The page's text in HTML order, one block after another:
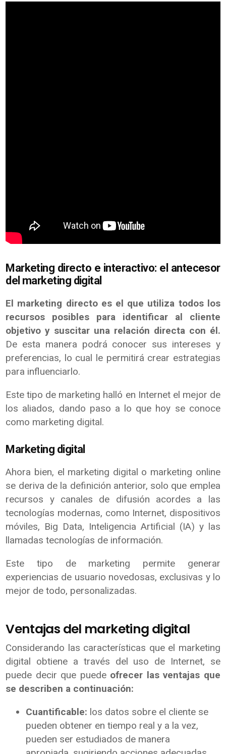
Marketing directo e interactivo: el antecesor
del marketing digital
El marketing directo es el que utiliza todos los
recursos posibles para identificar al cliente
objetivo y suscitar una relación directa con él.
De esta manera podrá conocer sus intereses y
preferencias, lo cual le permitirá crear estrategias
para influenciarlo.
Este tipo de marketing halló en Internet el mejor de
los aliados, dando paso a lo que hoy se conoce
como marketing digital.
Marketing digital
Ahora bien, el marketing digital o marketing online
se deriva de la definición anterior, solo que emplea
recursos y canales de difusión acordes a las
tecnologías modernas, como Internet, dispositivos
móviles, Big Data, Inteligencia Artificial (IA) y las
llamadas tecnologías de información.
Este tipo de marketing permite generar
experiencias de usuario novedosas, exclusivas y lo
mejor de todo, personalizadas.
Ventajas del marketing digital
Considerando las características que el marketing
digital obtiene a través del uso de Internet, se
puede decir que puede ofrecer las ventajas que
se describen a continuación:
Cuantificable: los datos sobre el cliente se
pueden obtener en tiempo real y a la vez,
pueden ser estudiados de manera